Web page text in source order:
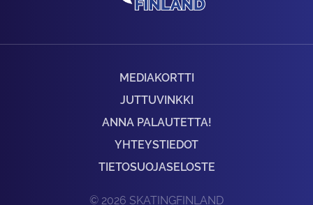
MEDIAKORTTI
JUTTUVINKKI
ANNA PALAUTETTA!
YHTEYSTIEDOT
TIETOSUOJASELOSTE
© 2026 SKATINGFINLAND